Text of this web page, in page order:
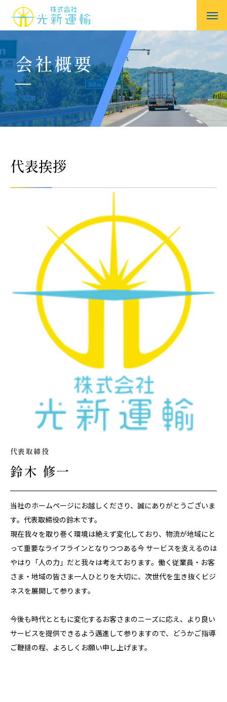
会社概要
代表挨拶
代表取締役
鈴木 修一
当社のホームページにお越しくださり、誠にありがとうございま
す。代表取締役の鈴木です。
現在我々を取り巻く環境は絶えず変化しており、物流が地域にと
って重要なライフラインとなりつつある今 サービスを支えるのは
やはり「人の力」だと我々は考えております。働く従業員・お客
さま・地域の皆さま一人ひとりを大切に、次世代を生き抜くビジ
ネスを展開して参ります。
今後も時代とともに変化するお客さまのニーズに応え、より良い
サービスを提供できるよう邁進して参りますので、どうかご指導
ご鞭撻の程、よろしくお願い申し上げます。